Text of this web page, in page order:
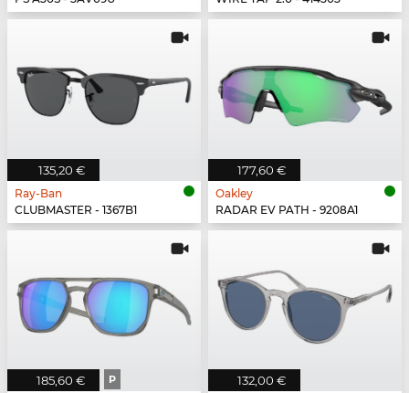
135,20 €
Ray-Ban
CLUBMASTER - 1367B1
177,60 €
Oakley
RADAR EV PATH - 9208A1
185,60 € P 132,00 €